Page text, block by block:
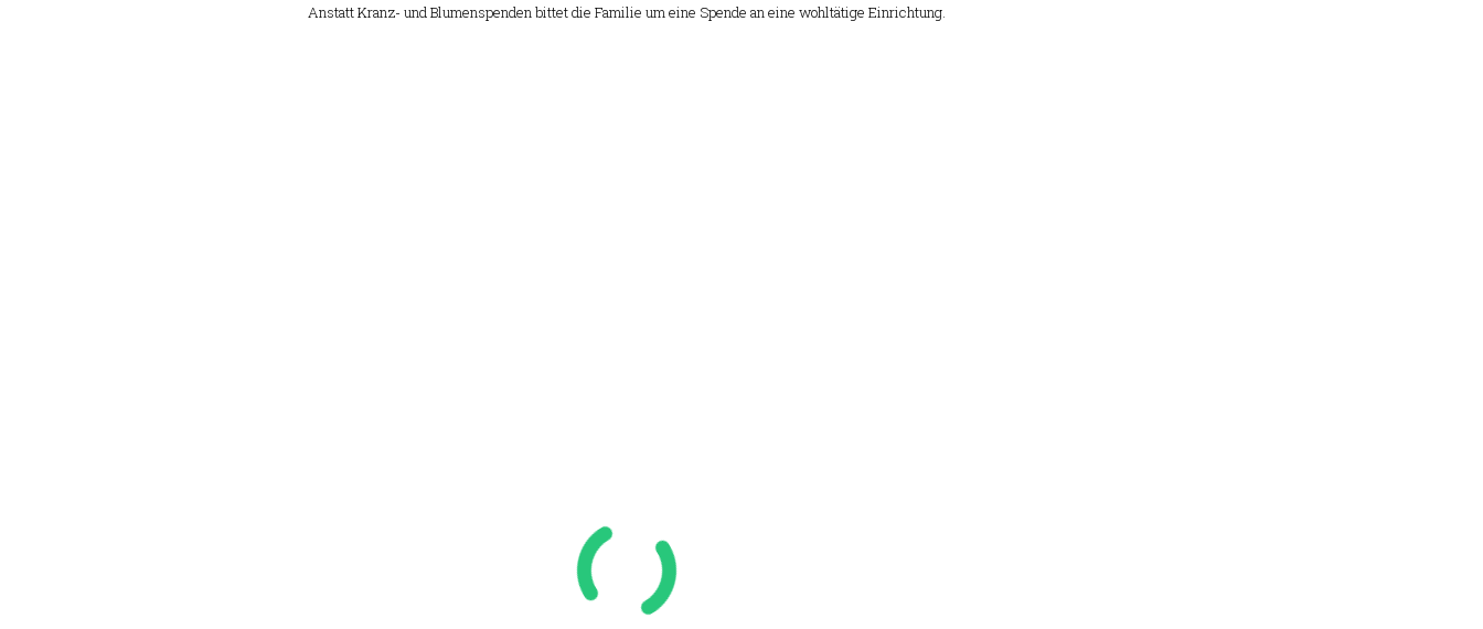
Anstatt Kranz- und Blumenspenden bittet die Familie um eine Spende an eine wohltätige Einrichtung.